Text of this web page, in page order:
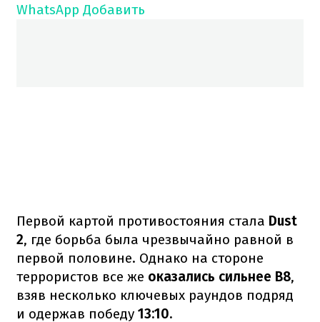
WhatsApp Добавить
Первой картой противостояния стала Dust
2, где борьба была чрезвычайно равной в
первой половине. Однако на стороне
террористов все же оказались сильнее B8,
взяв несколько ключевых раундов подряд
и одержав победу 13:10.